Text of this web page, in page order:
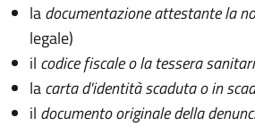
ladocumentazioneattestante la
legale)
il codice fiscale o la tessera
lacarta d'identità scaduta o in
il documento originale della